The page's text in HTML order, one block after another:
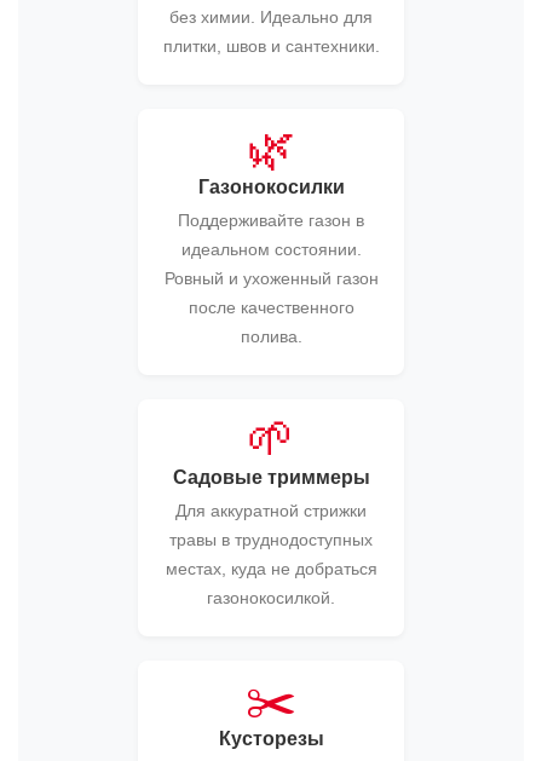
без химии. Идеально для
плитки, швов и сантехники.
🌿
Газонокосилки
Поддерживайте газон в
идеальном состоянии.
Ровный и ухоженный газон
после качественного
полива.
🌱
Садовые триммеры
Для аккуратной стрижки
травы в труднодоступных
местах, куда не добраться
газонокосилкой.
✂️
Кусторезы